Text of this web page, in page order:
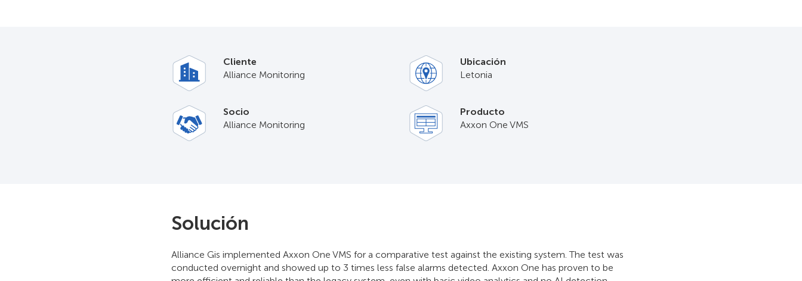
Cliente
Alliance Monitoring
Ubicación
Letonia
Socio
Alliance Monitoring
Producto
Axxon One VMS
Solución
Alliance Gis implemented Axxon One VMS for a comparative test against the existing system. The test was
conducted overnight and showed up to 3 times less false alarms detected. Axxon One has proven to be